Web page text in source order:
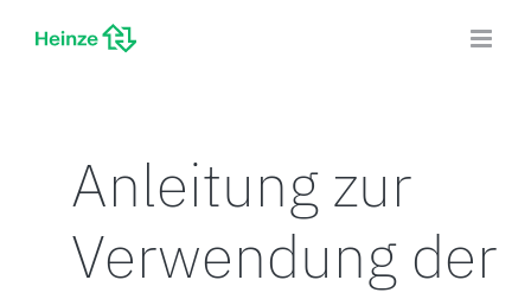
Inhalt
Anleitung zur
Verwendung der